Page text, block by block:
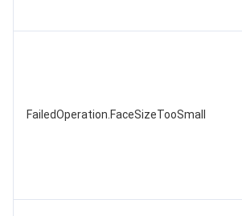
FailedOperation.FaceSizeTooSmall